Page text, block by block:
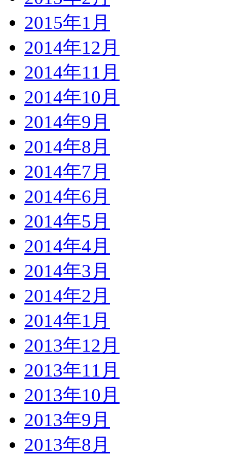
2015年1月
2014年12月
2014年11月
2014年10月
2014年9月
2014年8月
2014年7月
2014年6月
2014年5月
2014年4月
2014年3月
2014年2月
2014年1月
2013年12月
2013年11月
2013年10月
2013年9月
2013年8月